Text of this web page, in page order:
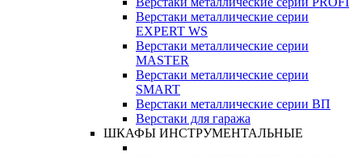
Верстаки металлические серии
EXPERT WS
Верстаки металлические серии
MASTER
Верстаки металлические серии
SMART
Верстаки металлические серии ВП
Верстаки для гаража
ШКАФЫ ИНСТРУМЕНТАЛЬНЫЕ